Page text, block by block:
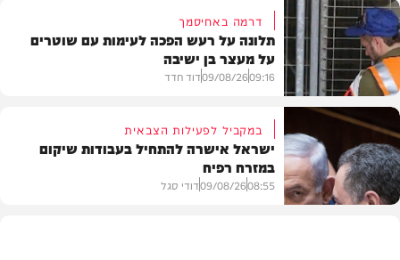
חדשות
חרדים
דרמה באחיסמך
תלונה על רעש הפכה לעימות עם שוטרים
על מעצר בן ישיבה
09:16
09/08/26דוד חדד
במקביל לפעילות הצבאית
ישראל אישרה להתחיל בעבודות שיקום
במזרח רפיח
08:55
09/08/26דודי סגל